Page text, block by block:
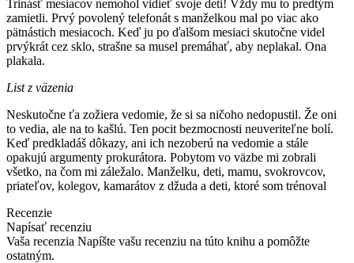
Trinásť mesiacov nemohol vidieť svoje deti! Vždy mu to predtým
zamietli. Prvý povolený telefonát s manželkou mal po viac ako
pätnástich mesiacoch. Keď ju po ďalšom mesiaci skutočne videl
prvýkrát cez sklo, strašne sa musel premáhať, aby neplakal. Ona
plakala.
List z väzenia
Neskutočne ťa zožiera vedomie, že si sa ničoho nedopustil. Že oni
to vedia, ale na to kašlú. Ten pocit bezmocnosti neuveriteľne bolí.
Keď predkladáš dôkazy, ani ich nezoberú na vedomie a stále
opakujú argumenty prokurátora. Pobytom vo väzbe mi zobrali
všetko, na čom mi záležalo. Manželku, deti, mamu, svokrovcov,
priateľov, kolegov, kamarátov z džuda a deti, ktoré som trénoval
Recenzie
Napísať recenziu
Vaša recenzia Napíšte vašu recenziu na túto knihu a pomôžte
ostatným.